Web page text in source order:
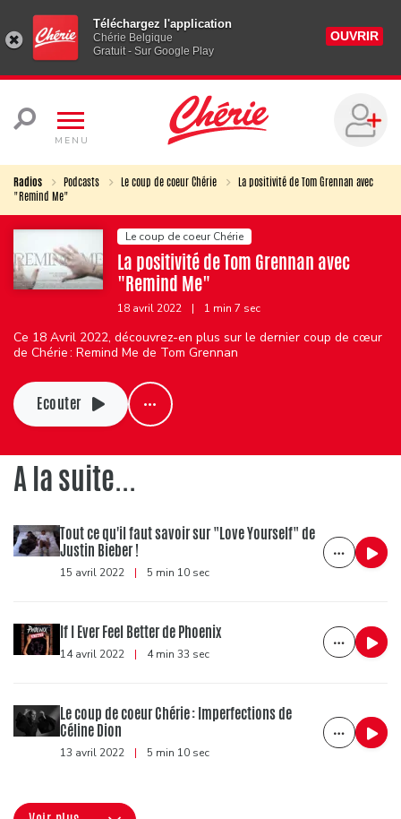
Téléchargez l'application
Chérie Belgique
Gratuit - Sur Google Play
OUVRIR
MENU
Radios Podcasts Le coup de coeur Chérie
La positivité de Tom Grennan avec
"Remind Me"
Le coup de coeur Chérie
La positivité de Tom Grennan avec
"Remind Me"
18 avril 2022 | 1 min 7 sec
Ce 18 Avril 2022, découvrez-en plus sur le dernier coup de cœur
de Chérie : Remind Me de Tom Grennan
Ecouter
A la suite...
Tout ce qu'il faut savoir sur "Love Yourself" de
Justin Bieber !
15 avril 2022 | 5 min 10 sec
If I Ever Feel Better de Phoenix
14 avril 2022 | 4 min 33 sec
Le coup de coeur Chérie : Imperfections de
Céline Dion
13 avril 2022 | 5 min 10 sec